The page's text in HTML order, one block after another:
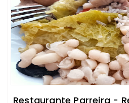
Restaurante Parreira -